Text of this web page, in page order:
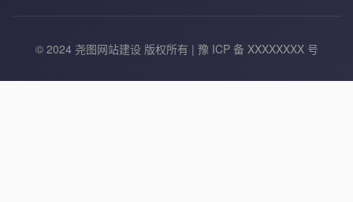
© 2024 尧图网站建设 版权所有 | 豫 ICP 备 XXXXXXXX 号